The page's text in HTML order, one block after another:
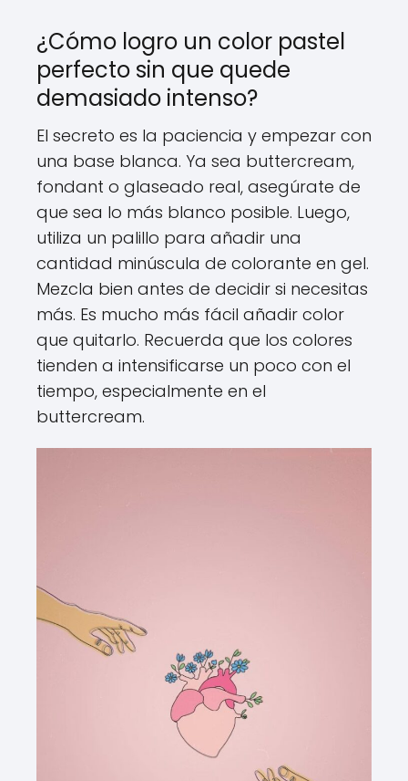
¿Cómo logro un color pastel
perfecto sin que quede
demasiado intenso?
El secreto es la paciencia y empezar con
una base blanca. Ya sea buttercream,
fondant o glaseado real, asegúrate de
que sea lo más blanco posible. Luego,
utiliza un palillo para añadir una
cantidad minúscula de colorante en gel.
Mezcla bien antes de decidir si necesitas
más. Es mucho más fácil añadir color
que quitarlo. Recuerda que los colores
tienden a intensificarse un poco con el
tiempo, especialmente en el
buttercream.